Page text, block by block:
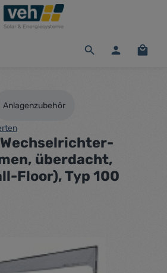
Anlagenzubehör
von 0 von 5 Sternen
Wechselrichter-
überdacht,
Floor), Typ 100